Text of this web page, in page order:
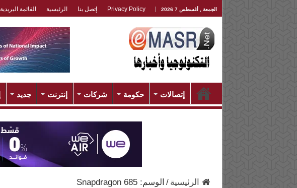
الجمعة , أغسطس 7 2026 Privacy Policy إتصل بنا الرئيسية القائمة البريدية
إتصالات حكومة شركات إنترنت جديد
الرئيسية / الوسم:Snapdragon 685